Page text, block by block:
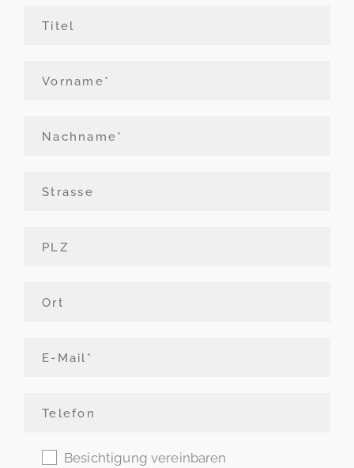
Besichtigung vereinbaren